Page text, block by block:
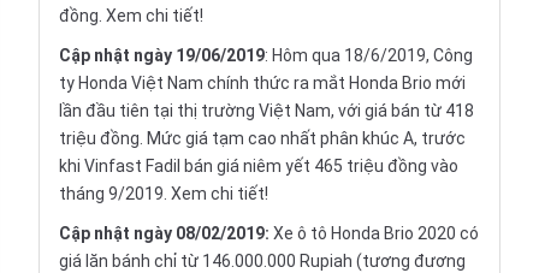
đồng. Xem chi tiết!
Cập nhật ngày 19/06/2019: Hôm qua 18/6/2019, Công
ty Honda Việt Nam chính thức ra mắt Honda Brio mới
lần đầu tiên tại thị trường Việt Nam, với giá bán từ 418
triệu đồng. Mức giá tạm cao nhất phân khúc A, trước
khi Vinfast Fadil bán giá niêm yết 465 triệu đồng vào
tháng 9/2019. Xem chi tiết!
Cập nhật ngày 08/02/2019: Xe ô tô Honda Brio 2020 có
giá lăn bánh chỉ từ 146.000.000 Rupiah (tương đương